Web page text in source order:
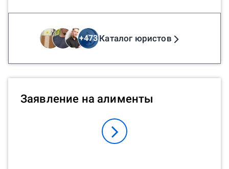
судебном порядке? Процесс начинается с
подачи иска с документами в суд. Затем
проходят судебные заседания. Часто
оспорить отцовство в судебном порядке с
ДНК — самый надежный способ. Как
может помочь юрист в оспаривании
консультация, вы можете написать
юристу онлайн. Он поможет начать
+473Каталог юристов
Заявление на алименты